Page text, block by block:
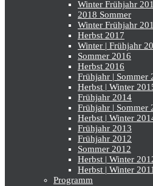
Winter Frühjahr
2018 Sommer
Winter Frühjahr
Herbst 2017
Winter | Frühjahr
Sommer 2016
Herbst 2016
Frühjahr | Sommer
Herbst | Winter
Frühjahr 2014
Frühjahr | Sommer
Herbst | Winter
Frühjahr 2013
Frühjahr 2012
Sommer 2012
Herbst | Winter
Herbst | Winter
Programm